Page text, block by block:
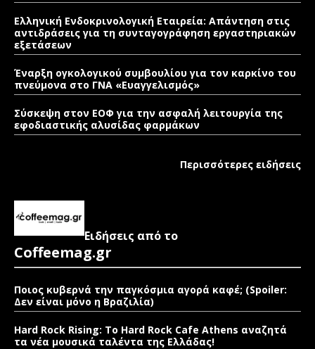
Ελληνική Ενδοκρινολογική Εταιρεία: Απάντηση στις
αντιδράσεις για τη συνταγογράφηση εργαστηριακών
εξετάσεων
Έναρξη ογκολογικού συμβουλίου για τον καρκίνο του
πνεύμονα στο ΓΝΑ «Ευαγγελισμός»
Σύσκεψη στον ΕΟΦ για την ασφαλή λειτουργία της
εφοδιαστικής αλυσίδας φαρμάκων
Περισσότερες ειδήσεις
Ειδήσεις από το
Coffeemag.gr
Ποιος κυβερνά την παγκόσμια αγορά καφέ; (Spoiler:
Δεν είναι μόνο η Βραζιλία)
Hard Rock Rising: Το Hard Rock Cafe Athens αναζητά
τα νέα μουσικά ταλέντα της Ελλάδας!